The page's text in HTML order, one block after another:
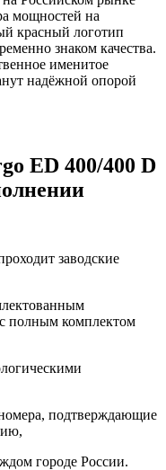
мощностей на
красный логотип
знаком качества.
именитое
надёжной опорой
ED 400/400 D
заводские
полным комплектом
подтверждающие
городе России.